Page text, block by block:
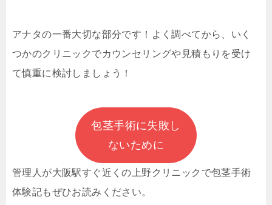
アナタの一番大切な部分です！よく調べてから、いく
つかのクリニックでカウンセリングや見積もりを受け
て慎重に検討しましょう！
包茎手術に失敗し
ないために
管理人が大阪駅すぐ近くの上野クリニックで包茎手術
体験記もぜひお読みください。